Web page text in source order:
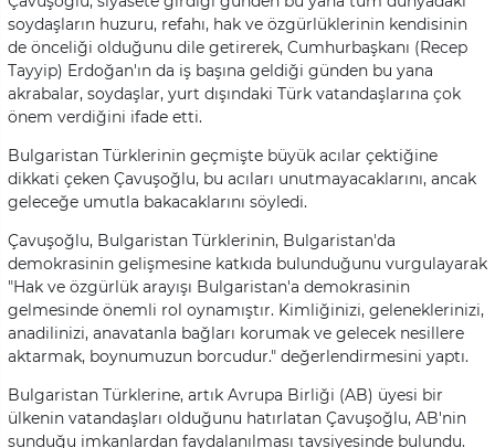
soydaşların huzuru, refahı, hak ve özgürlüklerinin kendisinin
de önceliği olduğunu dile getirerek, Cumhurbaşkanı (Recep
Tayyip) Erdoğan'ın da iş başına geldiği günden bu yana
akrabalar, soydaşlar, yurt dışındaki Türk vatandaşlarına çok
önem verdiğini ifade etti.
Bulgaristan Türklerinin geçmişte büyük acılar çektiğine
dikkati çeken Çavuşoğlu, bu acıları unutmayacaklarını, ancak
geleceğe umutla bakacaklarını söyledi.
Çavuşoğlu, Bulgaristan Türklerinin, Bulgaristan'da
demokrasinin gelişmesine katkıda bulunduğunu vurgulayarak
"Hak ve özgürlük arayışı Bulgaristan'a demokrasinin
gelmesinde önemli rol oynamıştır. Kimliğinizi, geleneklerinizi,
anadilinizi, anavatanla bağları korumak ve gelecek nesillere
aktarmak, boynumuzun borcudur." değerlendirmesini yaptı.
Bulgaristan Türklerine, artık Avrupa Birliği (AB) üyesi bir
ülkenin vatandaşları olduğunu hatırlatan Çavuşoğlu, AB'nin
sunduğu imkanlardan faydalanılması tavsiyesinde bulundu.